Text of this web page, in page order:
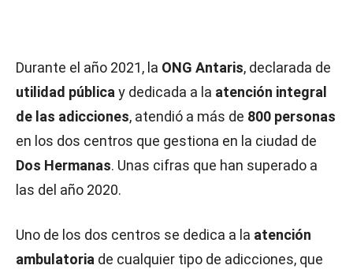
Durante el año 2021, la ONG Antaris, declarada de
utilidad públicay dedicada a la atención integral
de las adicciones, atendió a más de 800 personas
en los dos centros que gestiona en la ciudad de
Dos Hermanas. Unas cifras que han superado a
las del año 2020.
Uno de los dos centros se dedica a la atención
ambulatoria de cualquier tipo de adicciones, que